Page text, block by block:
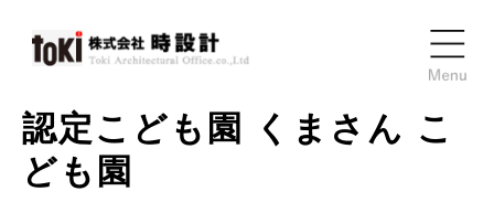
認定こども園 くまさん こ
ども園